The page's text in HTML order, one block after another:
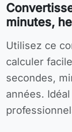
minutes,
Utilisez
Utilisez ce
calculer
secondes,
années.